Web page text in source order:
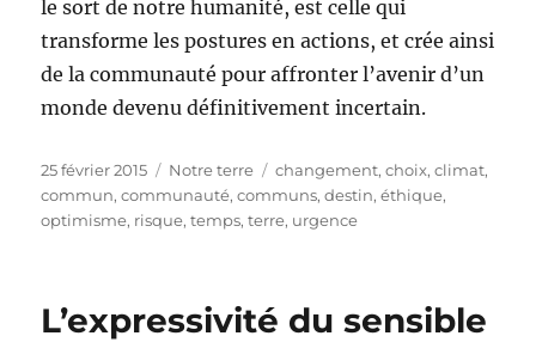
le sort de notre humanité, est celle qui
transforme les postures en actions, et crée ainsi
de la communauté pour affronter l’avenir d’un
monde devenu définitivement incertain.
Publié
le
25 février 2015 Catégories
Notre terre Étiquettes
changement,choix,climat,
commun,communauté,communs,destin,éthique,
optimisme, risque,temps,terre, urgence
L’expressivité du sensible